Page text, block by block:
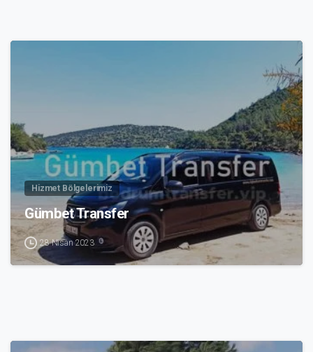
Hizmet Bölgelerimiz
Gümbet Transfer
28 Nisan 2023